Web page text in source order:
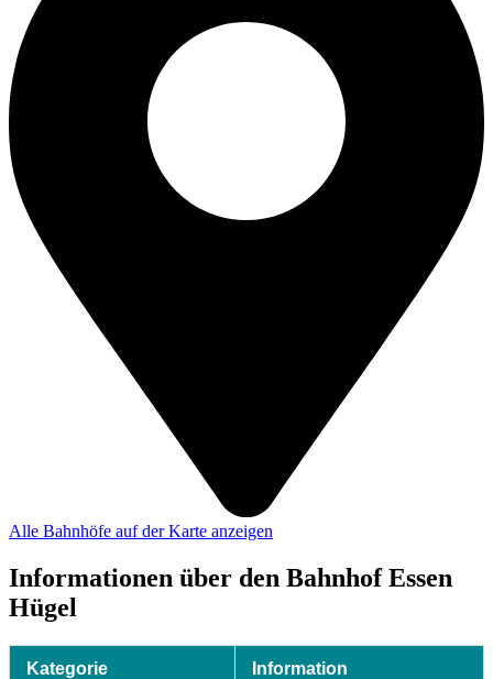
Alle Bahnhöfe auf der Karte anzeigen
Informationen über den Bahnhof Essen
Hügel
Kategorie Information